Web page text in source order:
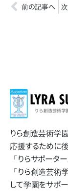
前の記事へ
りら創造芸術学
応援する​ために​
「りらサポータ
「りら創造芸
して​学園を​サポ